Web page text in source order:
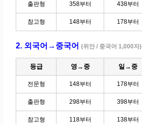
출판형 358부터 438부터
참고형 148부터 178부터
2. 외국어→중국어 (위안 / 중국어 1,000자)
등급 영→중 일→중
전문형 148부터 178부터
출판형 298부터 398부터
참고형 118부터 138부터